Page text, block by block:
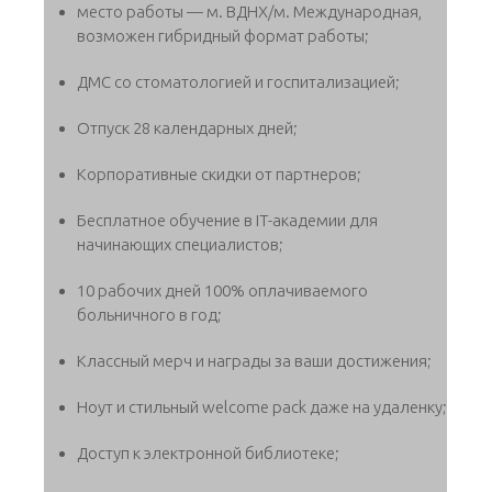
место работы — м. ВДНХ/м. Международная,
возможен гибридный формат работы;
ДМС со стоматологией и госпитализацией;
Отпуск 28 календарных дней;
Корпоративные скидки от партнеров;
Бесплатное обучение в IT-академии для
начинающих специалистов;
10 рабочих дней 100% оплачиваемого
больничного в год;
Классный мерч и награды за ваши достижения;
Ноут и стильный welcome pack даже на удаленку;
Доступ к электронной библиотеке;